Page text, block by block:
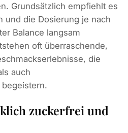
Grundsätzlich empfiehlt es
und die Dosierung je nach
Balance langsam
oft überraschende,
die
auch
zuckerfrei und